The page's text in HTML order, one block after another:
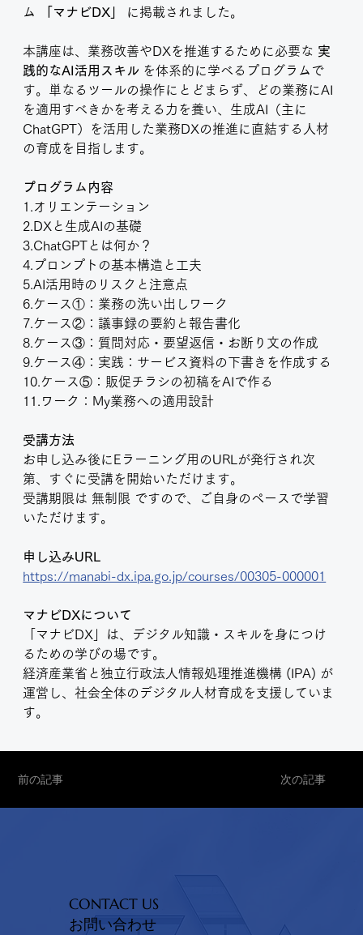
ム
「マナビDX」 に掲載されました。
本講座は、業務改善やDXを推進するために必要な 実
践的なAI活用スキル を体系的に学べるプログラムで
す。単なるツールの操作にとどまらず、どの業務にAI
を適用すべきかを考える力を養い、生成AI（主に
ChatGPT）を活用した業務DXの推進に直結する人材
の育成を目指します。
プログラム内容
1.オリエンテーション
2.DXと生成AIの基礎
3.ChatGPTとは何か？
4.プロンプトの基本構造と工夫
5.AI活用時のリスクと注意点
6.ケース①：業務の洗い出しワーク
7.ケース②：議事録の要約と報告書化
8.ケース③：質問対応・要望返信・お断り文の作成
9.ケース④：実践：サービス資料の下書きを作成する
10.ケース⑤：販促チラシの初稿をAIで作る
11.ワーク：My業務への適用設計
受講方法
お申し込み後にEラーニング用のURLが発行され次
第、すぐに受講を開始いただけます。
受講期限は 無制限 ですので、ご自身のペースで学習
いただけます。
申し込みURL
https://manabi-dx.ipa.go.jp/courses/00305-000001
マナビDXについて
「マナビDX」は、デジタル知識・スキルを身につけ
るための学びの場です。
経済産業省と独立行政法人情報処理推進機構 (IPA) が
運営し、社会全体のデジタル人材育成を支援していま
す。
次の記事
前の記事
CONTACT US
お問い合わせ